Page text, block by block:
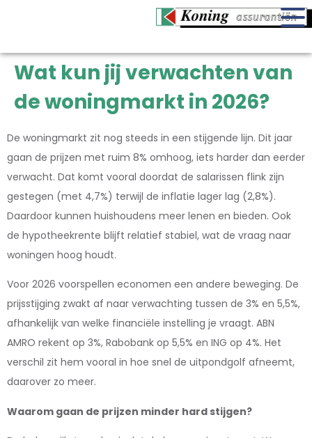
Wat kun jij verwachten van
de woningmarkt in 2026?
De woningmarkt zit nog steeds in een stijgende lijn. Dit jaar
gaan de prijzen met ruim 8% omhoog, iets harder dan eerder
verwacht. Dat komt vooral doordat de salarissen flink zijn
gestegen (met 4,7%) terwijl de inflatie lager lag (2,8%).
Daardoor kunnen huishoudens meer lenen en bieden. Ook
de hypotheekrente blijft relatief stabiel, wat de vraag naar
woningen hoog houdt.
Voor 2026 voorspellen economen een andere beweging. De
prijsstijging zwakt af naar verwachting tussen de 3% en 5,5%,
afhankelijk van welke financiële instelling je vraagt. ABN
AMRO rekent op 3%, Rabobank op 5,5% en ING op 4%. Het
verschil zit hem vooral in hoe snel de uitpondgolf afneemt,
daarover zo meer.
Waarom gaan de prijzen minder hard stijgen?